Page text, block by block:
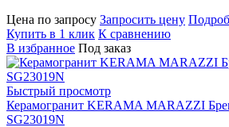
Цена по запросу Запросить цену
Купить в 1 клик К сравнению
В избранное Под заказ
Быстрый просмотр
Керамогранит KERAMA MARAZZI
SG23019N